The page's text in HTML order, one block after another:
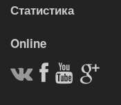
Статистика
Online